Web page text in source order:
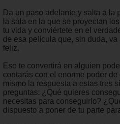
Da un paso adelante y salta a la
la sala en la que se proyectan
tu vida y conviértete en el
de esa película que, sin duda, va
feliz.
Eso te convertirá en alguien
contarás con el enorme poder
mismo la respuesta a estas tres
preguntas: ¿Qué quieres
necesitas para conseguirlo?
dispuesto a poner de tu parte